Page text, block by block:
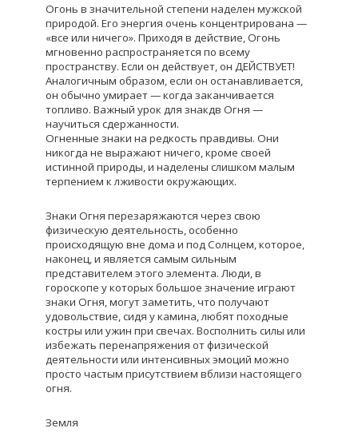
Огонь в значительной степени наделен мужской
природой. Его энергия очень концентрирована —
«все или ничего». Приходя в действие, Огонь
мгновенно распространяется по всему
пространству. Если он действует, он ДЕЙСТВУЕТ!
Аналогичным образом, если он останавливается,
он обычно умирает — когда заканчивается
топливо. Важный урок для знакдв Огня —
научиться сдержанности.
Огненные знаки на редкость правдивы. Они
никогда не выражают ничего, кроме своей
истинной природы, и наделены слишком малым
терпением к лживости окружающих.
Знаки Огня перезаряжаются через свою
физическую деятельность, особенно
происходящую вне дома и под Солнцем, которое,
наконец, и является самым сильным
представителем этого элемента. Люди, в
гороскопе у которых большое значение играют
знаки Огня, могут заметить, что получают
удовольствие, сидя у камина, любят походные
костры или ужин при свечах. Восполнить силы или
избежать перенапряжения от физической
деятельности или интенсивных эмоций можно
просто частым присутствием вблизи настоящего
огня.
Земля